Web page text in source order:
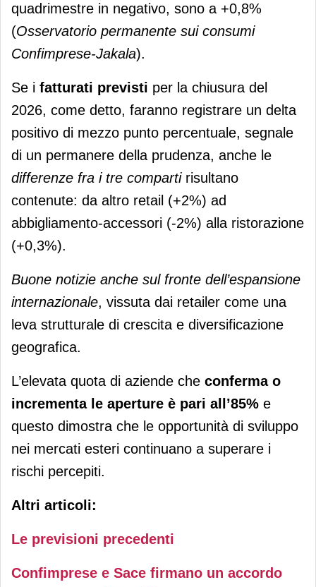
quadrimestre in negativo, sono a +0,8%
(Osservatorio permanente sui consumi
Confimprese-Jakala).
Se i fatturati previsti per la chiusura del
2026, come detto, faranno registrare un delta
positivo di mezzo punto percentuale, segnale
di un permanere della prudenza, anche le
differenze fra i tre compartirisultano
contenute: da altro retail (+2%) ad
abbigliamento-accessori (-2%) alla ristorazione
(+0,3%).
Buone notizie anche sul fronte dell’espansione
internazionale, vissuta dai retailer come una
leva strutturale di crescita e diversificazione
geografica.
L’elevata quota di aziende che conferma o
incrementa le aperture è pari all’85% e
questo dimostra che le opportunità di sviluppo
nei mercati esteri continuano a superare i
rischi percepiti.
Altri articoli:
Le previsioni precedenti
Confimprese e Sace firmano un accordo